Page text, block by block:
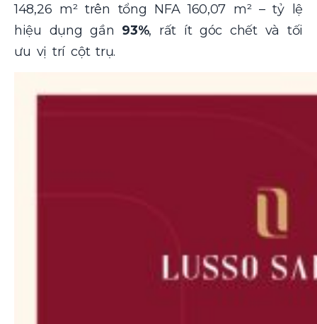
148,26 m² trên tổng NFA 160,07 m² – tỷ lệ
hiệu dụng gần 93%, rất ít góc chết và tối
ưu vị trí cột trụ.